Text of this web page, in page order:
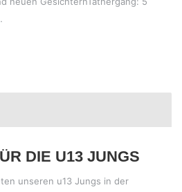
DIE U13 JUNGS
unseren u13 Jungs in der